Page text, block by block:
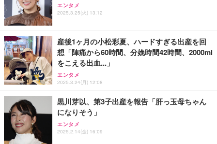
エンタメ
2025.3.25(火) 13:12
産後1ヶ月の小松彩夏、ハードすぎる出産を回
想「陣痛から60時間、分娩時間42時間、2000ml
をこえる出血...」
エンタメ
2025.3.24(月) 12:08
黒川芽以、第3子出産を報告「肝っ玉母ちゃん
になりそう」
エンタメ
2025.2.14(金) 16:09